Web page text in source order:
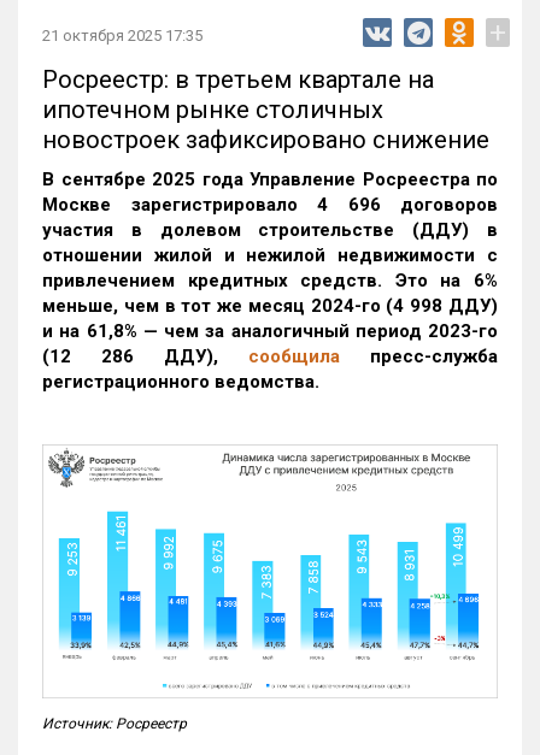
21 октября 2025 17:35 +
Росреестр: в третьем квартале на
ипотечном рынке столичных
новостроек зафиксировано снижение
В сентябре 2025 года Управление Росреестра по
Москве зарегистрировало 4 696 договоров
участия в долевом строительстве (ДДУ) в
отношении жилой и нежилой недвижимости с
привлечением кредитных средств. Это на 6%
меньше, чем в тот же месяц 2024-го (4 998 ДДУ)
и на 61,8% — чем за аналогичный период 2023-го
(12 286 ДДУ), сообщила пресс-служба
регистрационного ведомства.
Источник: Росреестр